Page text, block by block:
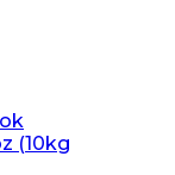
(10kg